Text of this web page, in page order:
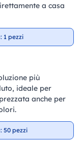
a casa
1 pezzi
più
ideale per
anche per
50 pezzi